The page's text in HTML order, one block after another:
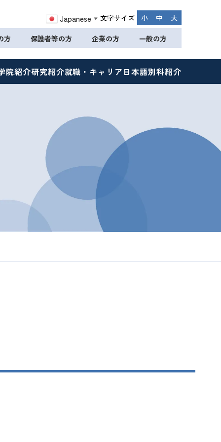
Japanese ▼ 文字サイズ 小 中 大
方 保護者等の方 企業の方 一般の方
院紹介研究紹介就職・キャリア 日本語別科紹介